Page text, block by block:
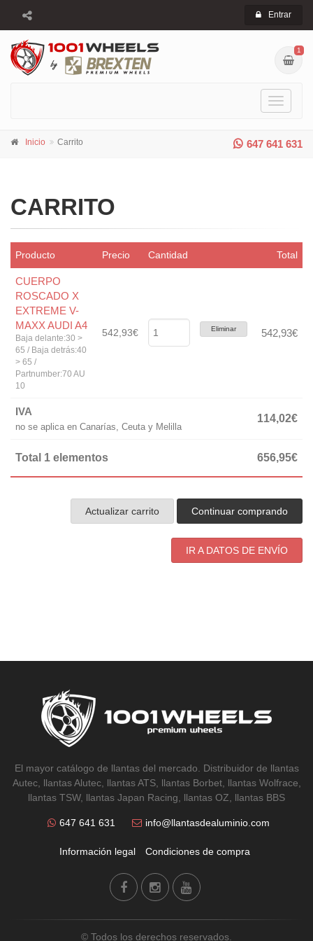
Entrar
1
Toggle
647 641 631
Inicio Carrito
CARRITO
Producto Precio Cantidad Total
CUERPO
ROSCADO X
EXTREME V-
MAXX AUDI A4
Baja delante:30 >
65 / Baja detrás:40
> 65 /
Partnumber:70 AU
10
542,93€ Eliminar 542,93€
IVA
no se aplica en Canarías, Ceuta y Melilla
114,02€
Total 1 elementos 656,95€
Actualizar carrito Continuar comprando
IR A DATOS DE ENVÍO
El mayor catálogo de llantas del mercado. Distribuidor de llantas
Autec, llantas Alutec, llantas ATS, llantas Borbet, llantas Wolfrace,
llantas TSW, llantas Japan Racing, llantas OZ, llantas BBS
647 641 631 info@llantasdealuminio.com
Información legal Condiciones de compra
© Todos los derechos reservados.